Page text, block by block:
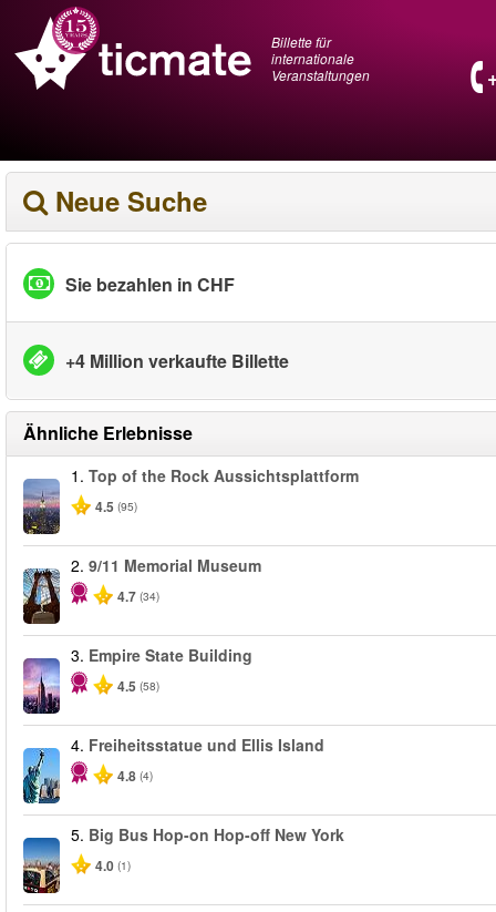
Billette für
internationale
Veranstaltungen
Neue Suche
Sie bezahlen in CHF
+4 Million verkaufte Billette
Ähnliche Erlebnisse
1. Top of the Rock Aussichtsplattform
4.5 (95)
2. 9/11 Memorial Museum
4.7 (34)
3. Empire State Building
4.5 (58)
4. Freiheitsstatue und Ellis Island
4.8 (4)
5. Big Bus Hop-on Hop-off New York
4.0 (1)